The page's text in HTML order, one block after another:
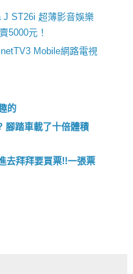
J ST26i 超薄影音娛樂
5000元！
Mobile網路電視
的
腳踏車載了十倍體積
去拜拜要買票!!一張票